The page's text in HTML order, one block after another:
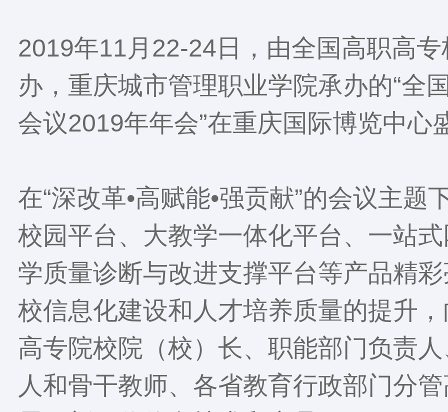
2019年11月22-24日，由全国高职高
办，重庆城市管理职业学院承办的“全
会议2019年年会”在重庆国际博览中心
在“深改革•高赋能•强贡献”的会议主题
校园平台、大教学一体化平台、一站
学质量诊断与改进支撑平台等产品精
校信息化建设和人才培养质量的提升
高专院校院（校）长、职能部门负责
人和骨干教师、各省教育行政部门分